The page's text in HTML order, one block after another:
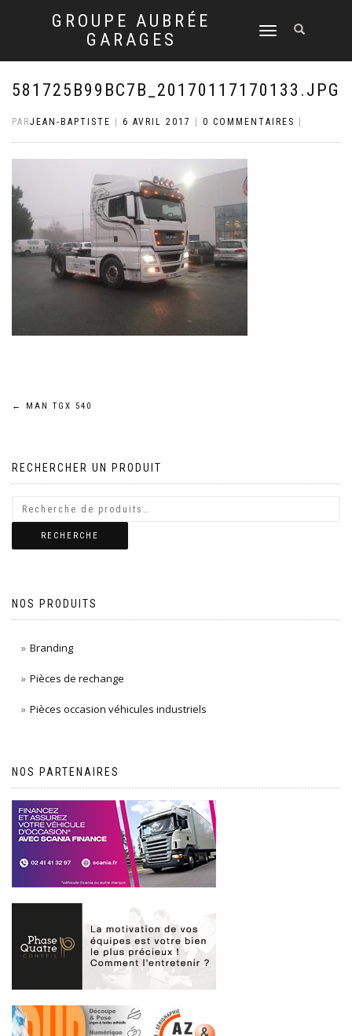
GROUPE AUBRÉE
GARAGES
DÉPLIER
NAVIGATION
581725B99BC7B_20170117170133.JPG
PARJEAN-BAPTISTE 6 AVRIL 2017 0 COMMENTAIRES
Navigation
l’article
← MAN TGX 540
RECHERCHER UN PRODUIT
RECHERCHE
NOS PRODUITS
Branding
Pièces de rechange
Pièces occasion véhicules industriels
NOS PARTENAIRES